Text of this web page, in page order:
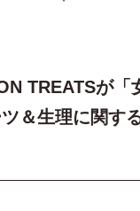
TREATSが「
＆生理に関す